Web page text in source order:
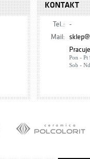
KONTAKT
Tel.: -
Mail:
Pon - Pt
Sob -